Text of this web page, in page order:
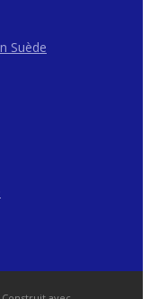
Suède